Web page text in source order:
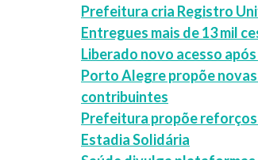
Prefeitura cria Registro
Entregues mais de 13 mil
Liberado novo acesso
Porto Alegre propõe
contribuintes
Prefeitura propõe reforços
Estadia Solidária